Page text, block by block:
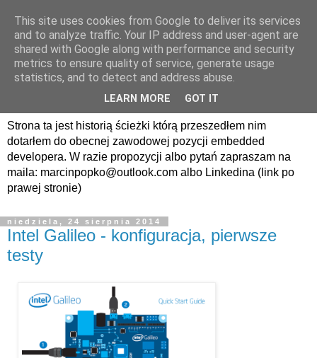
avrland.it - nic co
nerdowskie nie jest mi
Strona ta jest historią ścieżki którą przeszedłem nim
dotarłem do obecnej zawodowej pozycji embedded
developera. W razie propozycji albo pytań zapraszam na
maila: marcinpopko@outlook.com albo Linkedina (link po
prawej stronie)
niedziela, 24 sierpnia 2014
Intel Galileo - konfiguracja, pierwsze
testy
This site uses cookies from Google to deliver its services
and to analyze traffic. Your IP address and user-agent are
shared with Google along with performance and security
metrics to ensure quality of service, generate usage
statistics, and to detect and address abuse.
LEARN MORE GOT IT